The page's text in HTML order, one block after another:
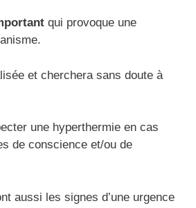
qui provoque une
et cherchera sans doute à
une hyperthermie en cas
de conscience et/ou de
aussi les signes d’une urgence